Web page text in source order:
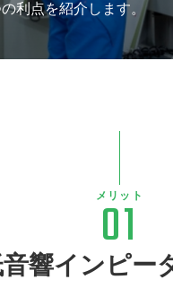
利点を紹介します。
メリット
01
響インピー